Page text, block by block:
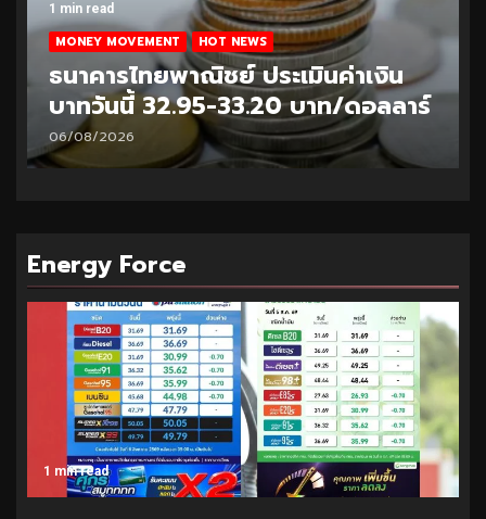
1 min read
MONEY MOVEMENT HOT NEWS
ธนาคารไทยพาณิชย์ ประเมินค่าเงิน
บาทวันนี้ 32.95-33.20 บาท/ดอลลาร์
06/08/2026
Energy Force
1 min read